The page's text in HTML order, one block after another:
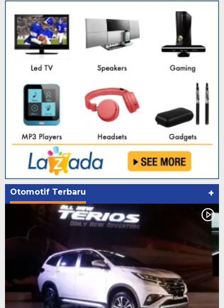
Otomotif Terbaru +